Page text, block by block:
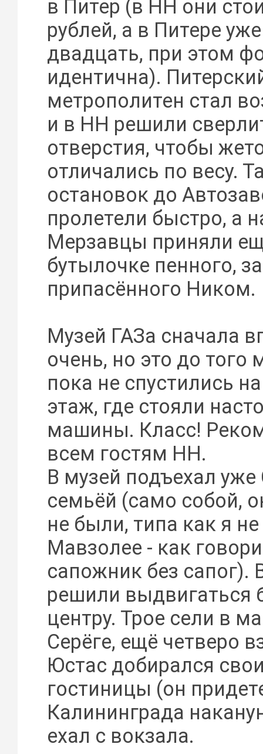
в Питер (в НН они
рублей, а в Питере
двадцать, при этом
идентична).
метрополитен стал
и в НН решили
отверстия, чтобы
отличались по весу.
остановок до
пролетели быстро, а
Мерзавцы приняли
бутылочке пенного,
припасённого Ником.
Музей ГАЗа сначала
очень, но это до того
пока не спустились
этаж, где стояли
машины. Класс!
всем гостям НН.
В музей подъехал уже
семьёй (само собой,
не были, типа как я
Мавзолее - как
сапожник без сапог).
решили выдвигаться
центру. Трое сели в
Серёге, ещё четверо
Юстас добирался
гостиницы (он
Калининграда
ехал с вокзала.